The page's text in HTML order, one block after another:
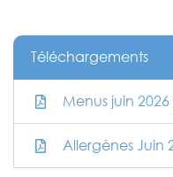
Téléchargements
Menus juin 2026
Allergènes Juin